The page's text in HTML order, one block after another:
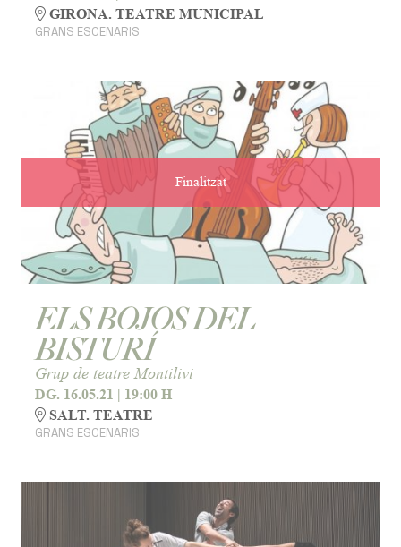
GIRONA. TEATRE MUNICIPAL
GRANS ESCENARIS
Finalitzat
ELS BOJOS DEL
BISTURÍ
Grup de teatre Montilivi
DG. 16.05.21 | 19:00 H
SALT. TEATRE
GRANS ESCENARIS